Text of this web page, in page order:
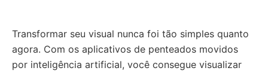
Transformar seu visual nunca foi tão simples quanto
agora. Com os aplicativos de penteados movidos
por inteligência artificial, você consegue visualizar